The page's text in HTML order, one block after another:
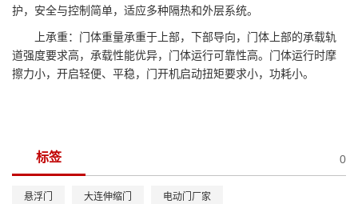
护，安全与控制简单，适应多种隔热和外层系统。
上承重：门体重量承重于上部，下部导向，门体上部的承载轨
道强度要求高，承载性能优异，门体运行可靠性高。门体运行时摩
擦力小，开启轻便、平稳，门开机启动扭矩要求小，功耗小。
标签 0
悬浮门 大连伸缩门 电动门厂家